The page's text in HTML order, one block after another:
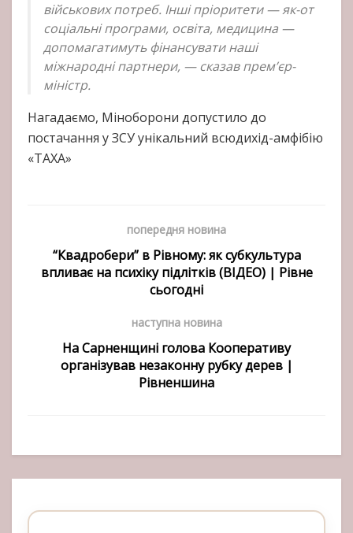
військових потреб. Інші пріоритети — як-от
соціальні програми, освіта, медицина —
допомагатимуть фінансувати наші
міжнародні партнери, — сказав прем’єр-
міністр.
Нагадаємо, Міноборони допустило до
постачання у ЗСУ унікальний всюдихід-амфібію
«ТАХА»
попередня новина
“Квадробери” в Рівному: як субкультура
впливає на психіку підлітків (ВІДЕО) | Рівне
сьогодні
наступна новина
На Сарненщині голова Кооперативу
організував незаконну рубку дерев |
Рівненшина